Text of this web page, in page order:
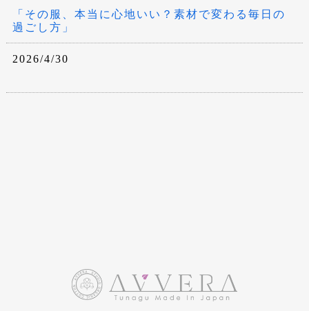
「その服、本当に心地いい？素材で変わる毎日の
過ごし方」
2026/4/30